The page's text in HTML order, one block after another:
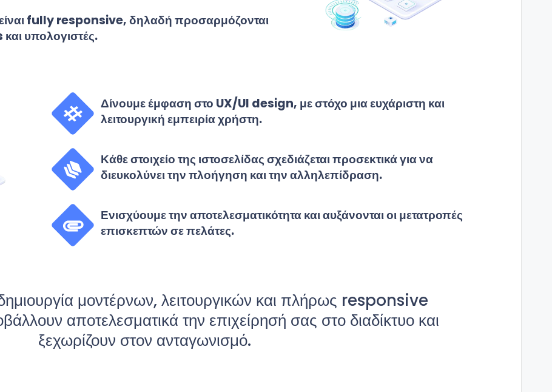
είναι fully responsive, δηλαδή προσαρμόζονται
υπολογιστές.
Δίνουμε έμφαση στο UX/UI design, με στόχο μια ευχάριστη και
λειτουργική εμπειρία χρήστη.
Κάθε στοιχείο της ιστοσελίδας σχεδιάζεται προσεκτικά για να
διευκολύνει την πλοήγηση και την αλληλεπίδραση.
Ενισχύουμε την αποτελεσματικότητα και αυξάνονται οι μετατροπές
επισκεπτών σε πελάτες.
μοντέρνων, λειτουργικών και πλήρως responsive
αποτελεσματικά την επιχείρησή σας στο διαδίκτυο και
ξεχωρίζουν στον ανταγωνισμό.